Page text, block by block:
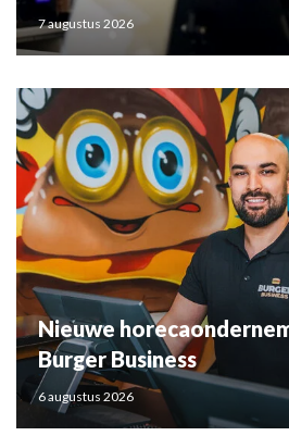
7 augustus 2026
Nieuwe
Burger Business
6 augustus 2026